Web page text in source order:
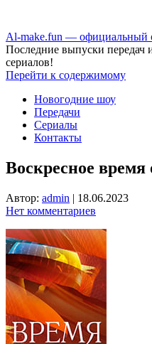
Аl-make.fun — официальный
Последние выпуски
сериалов!
Перейти к содержимому
Новогодние шоу
Передачи
Сериалы
Контакты
Воскресное время
Автор: admin | 18.06.2023
Нет комментариев